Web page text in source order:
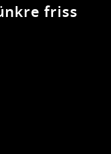
friss